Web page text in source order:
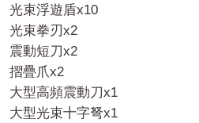
光束浮遊盾x10
光束拳刃x2
震動短刀x2
摺疊爪x2
大型高頻震動刀x1
大型光束十字弩x1